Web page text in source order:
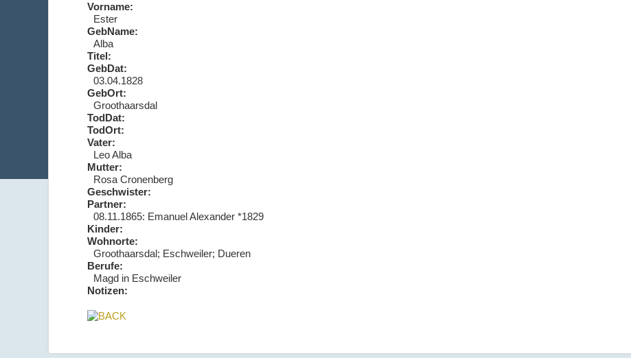
Vorname:
Ester
GebName:
Alba
Titel:
GebDat:
03.04.1828
GebOrt:
Groothaarsdal
TodDat:
TodOrt:
Vater:
Leo Alba
Mutter:
Rosa Cronenberg
Geschwister:
Partner:
08.11.1865: Emanuel Alexander *1829
Kinder:
Wohnorte:
Groothaarsdal; Eschweiler; Dueren
Berufe:
Magd in Eschweiler
Notizen: